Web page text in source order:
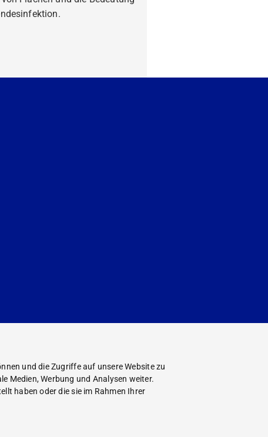
und die Zugriffe auf unsere Website zu
Medien, Werbung und Analysen weiter.
haben oder die sie im Rahmen Ihrer